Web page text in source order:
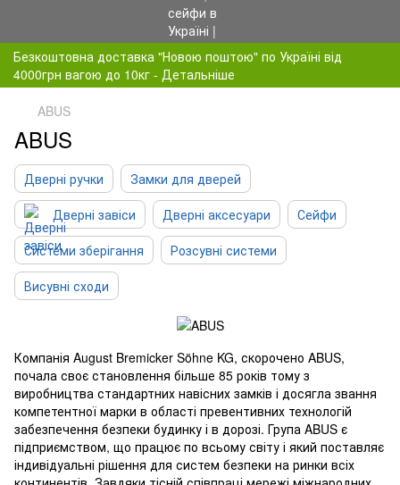
Безкоштовна доставка "Новою поштою" по Україні від
4000грн вагою до 10кг - Детальніше
ABUS
ABUS
Дверні ручки
Замки для дверей
Дверні завіси
Дверні аксесуари
Сейфи
Системи зберігання
Розсувні системи
Висувні сходи
Компанія August Bremicker Söhne KG, скорочено ABUS,
почала своє становлення більше 85 років тому з
виробництва стандартних навісних замків і досягла звання
компетентної марки в області превентивних технологій
забезпечення безпеки будинку і в дорозі. Група ABUS є
підприємством, що працює по всьому світу і який поставляє
індивідуальні рішення для систем безпеки на ринки всіх